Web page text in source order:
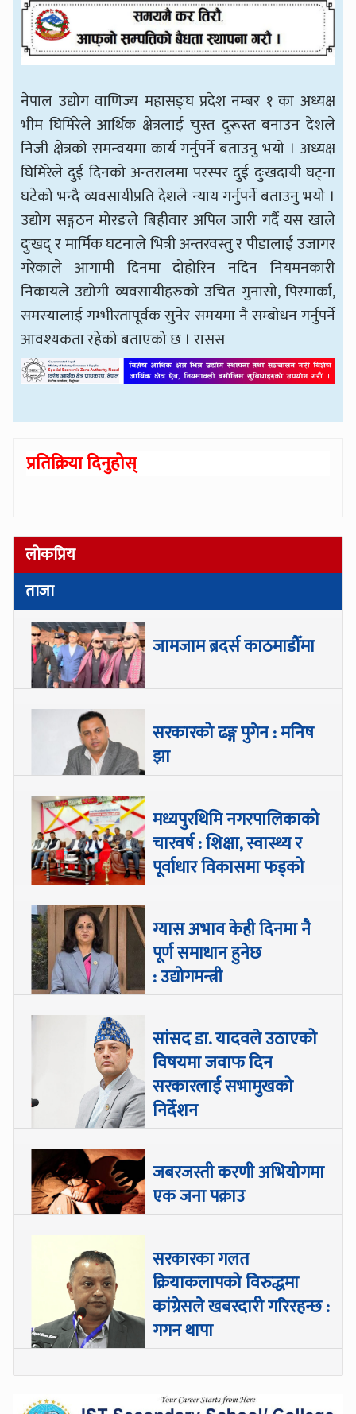
नेपाल उद्योग वाणिज्य महासङ्घ प्रदेश नम्बर १ का अध्यक्ष
भीम घिमिरेले आर्थिक क्षेत्रलाई चुस्त दुरूस्त बनाउन देशले
निजी क्षेत्रको समन्वयमा कार्य गर्नुपर्ने बताउनु भयो । अध्यक्ष
घिमिरेले दुई दिनको अन्तरालमा परस्पर दुई दुःखदायी घट्ना
घटेको भन्दै व्यवसायीप्रति देशले न्याय गर्नुपर्ने बताउनु भयो ।
उद्योग सङ्गठन मोरङले बिहीवार अपिल जारी गर्दै यस खाले
दुःखद् र मार्मिक घटनाले भित्री अन्तरवस्तु र पीडालाई उजागर
गरेकाले आगामी दिनमा दोहोरिन नदिन नियमनकारी
निकायले उद्योगी व्यवसायीहरुको उचित गुनासो, पिरमार्का,
समस्यालाई गम्भीरतापूर्वक सुनेर समयमा नै सम्बोधन गर्नुपर्ने
आवश्यकता रहेको बताएको छ । रासस
प्रतिक्रिया दिनुहोस्
लोकप्रिय
ताजा
जामजाम ब्रदर्स काठमाडौँमा
सरकारको ढङ्ग पुगेन : मनिष
झा
मध्यपुरथिमि नगरपालिकाको
चारवर्ष : शिक्षा, स्वास्थ्य र
पूर्वाधार विकासमा फड्को
ग्यास अभाव केही दिनमा नै
पूर्ण समाधान हुनेछ
: उद्योगमन्त्री
सांसद डा‍‍. यादवले उठाएको
विषयमा जवाफ दिन
सरकारलाई सभामुखको
निर्देशन
जबरजस्ती करणी अभियोगमा
एक जना पक्राउ
सरकारका गलत
क्रियाकलापको विरुद्धमा
कांग्रेसले खबरदारी गरिरहन्छ :
गगन थापा